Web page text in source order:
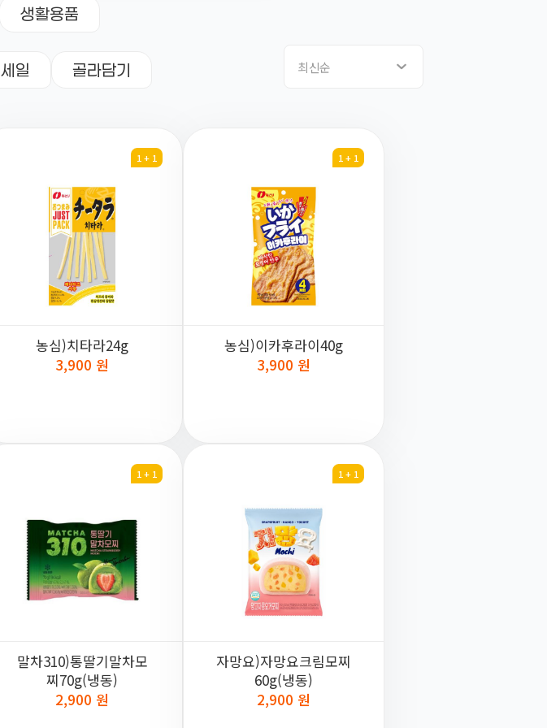
생활용품
세일 골라담기 최신순
1 + 1
농심)치타라24g
3,900 원
1 + 1
농심)이카후라이40g
3,900 원
1 + 1
말차310)통딸기말차모
찌70g(냉동)
2,900 원
1 + 1
자망요)자망요크림모찌
60g(냉동)
2,900 원